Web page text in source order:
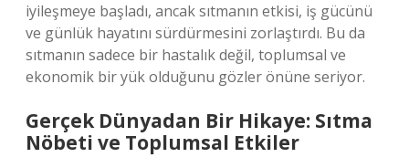
iyileşmeye başladı, ancak sıtmanın etkisi, iş gücünü
ve günlük hayatını sürdürmesini zorlaştırdı. Bu da
sıtmanın sadece bir hastalık değil, toplumsal ve
ekonomik bir yük olduğunu gözler önüne seriyor.
Gerçek Dünyadan Bir Hikaye: Sıtma
Nöbeti ve Toplumsal Etkiler